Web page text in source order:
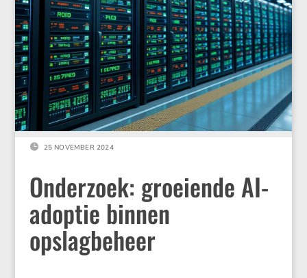
 25 NOVEMBER 2024
Onderzoek: groeiende AI-
adoptie binnen
opslagbeheer